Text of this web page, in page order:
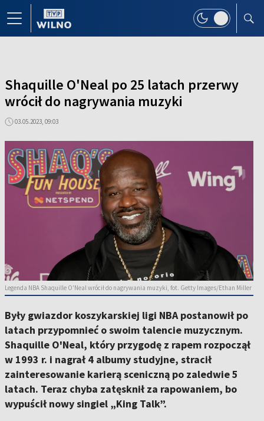
Shaquille O'Neal po 25 latach przerwy
wrócił do nagrywania muzyki
03.05.2023, 09:03
Legenda NBA Shaquille O'Neal wrócił do nagrywania muzyki, fot. Getty Images/Ethan Miller
Były gwiazdor koszykarskiej ligi NBA postanowił po
latach przypomnieć o swoim talencie muzycznym.
Shaquille O'Neal, który przygodę z rapem rozpoczął
w 1993 r. i nagrał 4 albumy studyjne, stracił
zainteresowanie karierą sceniczną po zaledwie 5
latach. Teraz chyba zatęsknił za rapowaniem, bo
wypuścił nowy singiel „King Talk”.